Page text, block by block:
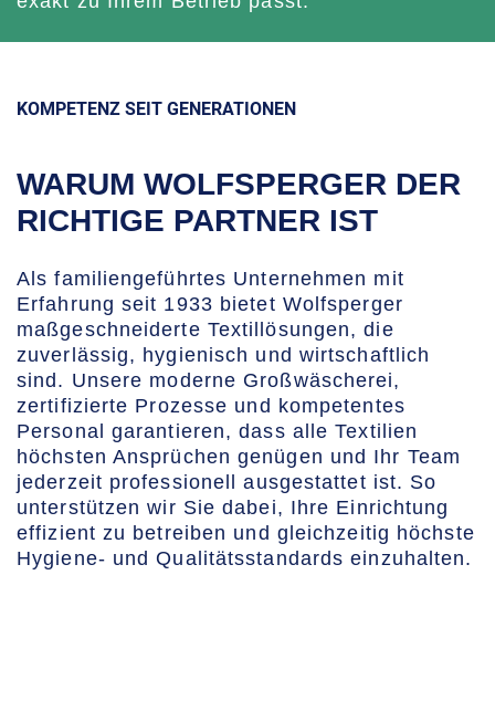
KOMPETENZ SEIT GENERATIONEN
WARUM WOLFSPERGER DER
RICHTIGE PARTNER IST
Als familiengeführtes Unternehmen mit
Erfahrung seit 1933 bietet Wolfsperger
maßgeschneiderte Textillösungen, die
zuverlässig, hygienisch und wirtschaftlich
sind. Unsere moderne Großwäscherei,
zertifizierte Prozesse und kompetentes
Personal garantieren, dass alle Textilien
höchsten Ansprüchen genügen und Ihr Team
jederzeit professionell ausgestattet ist. So
unterstützen wir Sie dabei, Ihre Einrichtung
effizient zu betreiben und gleichzeitig höchste
Hygiene- und Qualitätsstandards einzuhalten.